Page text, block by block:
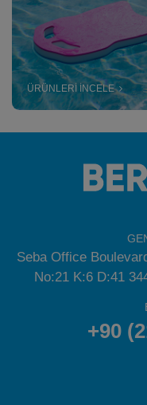
ÜRÜNLERİ İNCELE
Seba Office
No:21 K:6 D:41
+90